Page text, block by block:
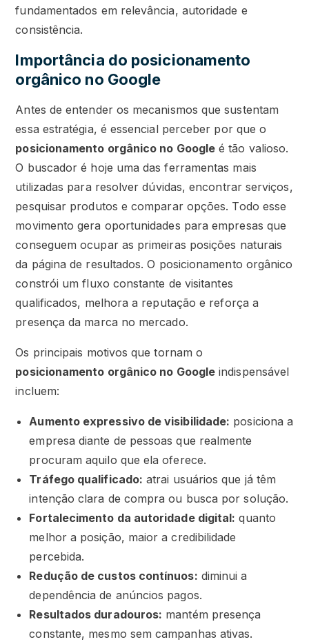
fundamentados em relevância, autoridade e
consistência.
Importância do posicionamento
orgânico no Google
Antes de entender os mecanismos que sustentam
essa estratégia, é essencial perceber por que o
posicionamento orgânico no Google é tão valioso.
O buscador é hoje uma das ferramentas mais
utilizadas para resolver dúvidas, encontrar serviços,
pesquisar produtos e comparar opções. Todo esse
movimento gera oportunidades para empresas que
conseguem ocupar as primeiras posições naturais
da página de resultados. O posicionamento orgânico
constrói um fluxo constante de visitantes
qualificados, melhora a reputação e reforça a
presença da marca no mercado.
Os principais motivos que tornam o
posicionamento orgânico no Google indispensável
incluem:
Aumento expressivo de visibilidade: posiciona a
empresa diante de pessoas que realmente
procuram aquilo que ela oferece.
Tráfego qualificado: atrai usuários que já têm
intenção clara de compra ou busca por solução.
Fortalecimento da autoridade digital: quanto
melhor a posição, maior a credibilidade
percebida.
Redução de custos contínuos: diminui a
dependência de anúncios pagos.
Resultados duradouros: mantém presença
constante, mesmo sem campanhas ativas.